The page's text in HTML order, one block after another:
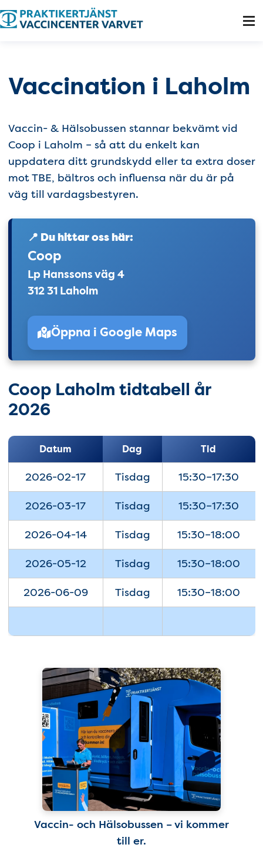
Vaccination i Laholm
Vaccin- & Hälsobussen stannar bekvämt vid
Coop i Laholm – så att du enkelt kan
uppdatera ditt grundskydd eller ta extra doser
mot TBE, bältros och influensa när du är på
väg till vardagsbestyren.
📍 Du hittar oss här:
Coop
Lp Hanssons väg 4
312 31 Laholm
Öppna i Google Maps
Coop Laholm tidtabell år
2026
Datum Dag Tid
2026-02-17 Tisdag 15:30–17:30
2026-03-17 Tisdag 15:30–17:30
2026-04-14 Tisdag 15:30–18:00
2026-05-12 Tisdag 15:30–18:00
2026-06-09 Tisdag 15:30–18:00
Vaccin- och Hälsobussen – vi kommer
till er.